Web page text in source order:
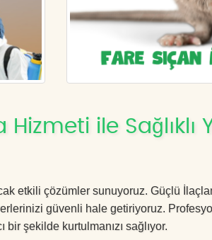
ile Sağlıklı
etkili çözümler sunuyoruz. Güçlü
güvenli hale getiriyoruz.
şekilde kurtulmanızı sağlıyor.